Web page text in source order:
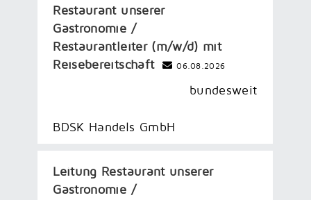
Restaurant unserer
Gastronomie /
Restaurantleiter (m/w/d) mit
Reisebereitschaft
06.08.2026
bundesweit
BDSK Handels GmbH
Leitung Restaurant unserer
Gastronomie /